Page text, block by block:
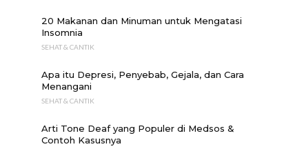
20 Makanan dan Minuman untuk Mengatasi
Insomnia
SEHAT & CANTIK
Apa itu Depresi, Penyebab, Gejala, dan Cara
Menangani
SEHAT & CANTIK
Arti Tone Deaf yang Populer di Medsos &
Contoh Kasusnya